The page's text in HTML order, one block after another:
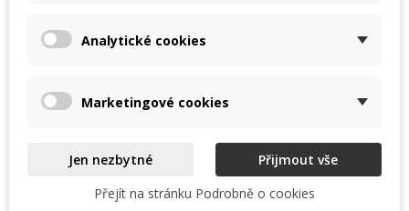
mm
Plná gastronádoba z řady
výdeji jídla. Nerezová...
Ušetříte 25,92 Kč
752,64 Kč
Plná gastronádoba z řady
k vaření, ohřevu nebo
výdeji jídla. Nerezová...
Ušetříte 30,08 Kč
752,07 Kč
873,60 Kč
Analytické cookies
Marketingové cookies
Jen nezbytné
Přijmout vše
Přejít na stránku Podrobně o cookies